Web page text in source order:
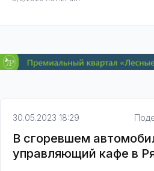
30.05.2023 18:29
В сгоревшем
управляющий кафе в